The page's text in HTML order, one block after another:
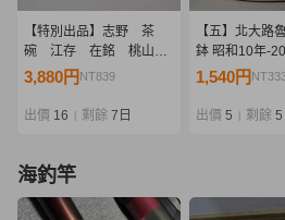
【特別出品】志野 茶
碗 江存 在銘 桃山時
代
3,880円 NT839
出價 16 剩餘 7日
【五】北大路
鉢 昭和10年-
無
1,540円
出價 5 剩餘 5
海釣竿